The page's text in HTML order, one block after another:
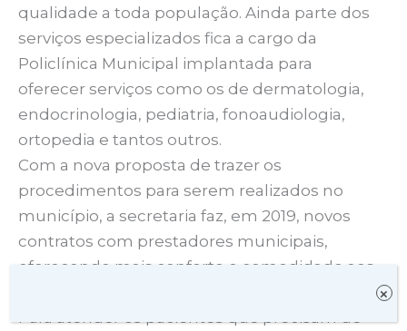
qualidade a toda população. Ainda parte dos
serviços especializados fica a cargo da
Policlínica Municipal implantada para
oferecer serviços como os de dermatologia,
endocrinologia, pediatria, fonoaudiologia,
ortopedia e tantos outros.
Com a nova proposta de trazer os
procedimentos para serem realizados no
município, a secretaria faz, em 2019, novos
contratos com prestadores municipais,
oferecendo mais conforto e comodidade aos
Para atender os pacientes que precisam de
×